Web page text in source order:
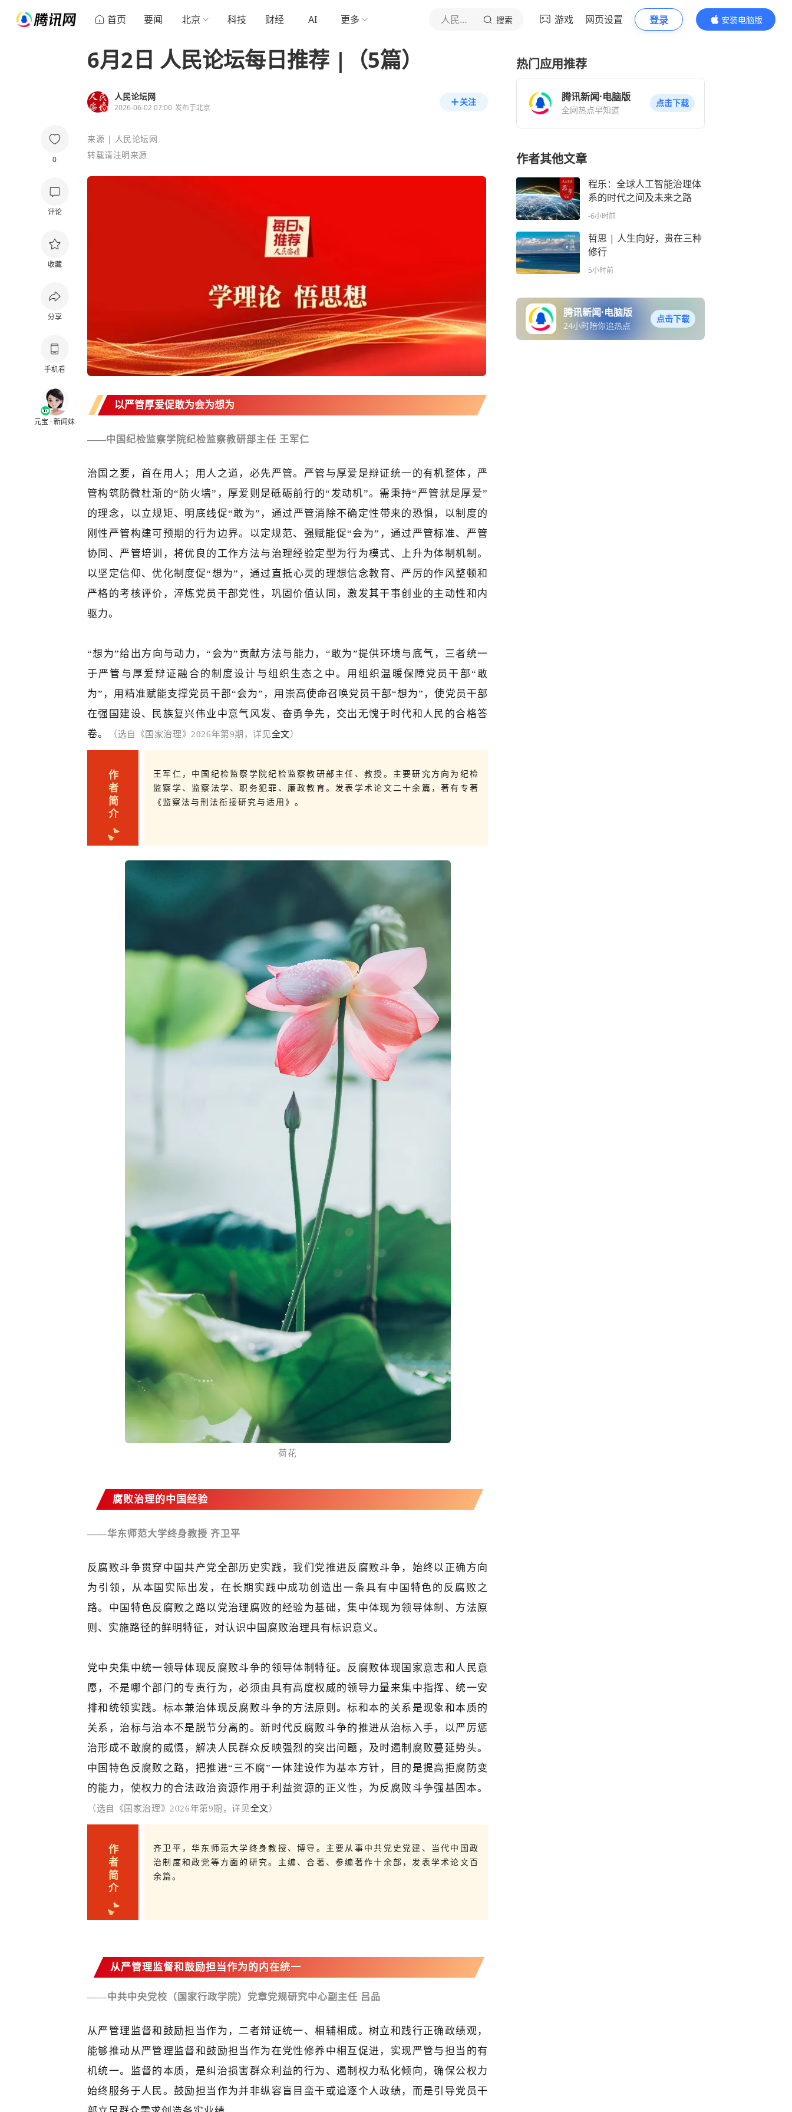
首页 要闻 北京 科技 财经 AI 更多 人民论坛网 搜索 游戏 网页设置 登录
安装电脑版
内容更精彩
0
评论
收藏
分享
手机看
元宝 · 新闻妹
6月2日 人民论坛每日推荐 |（5篇）
人民论坛网
2026-06-02 07:00 发布于北京
关注
来源 | 人民论坛网
转载请注明来源
以严管厚爱促敢为会为想为
——中国纪检监察学院纪检监察教研部主任 王军仁
治国之要，首在用人；用人之道，必先严管。严管与厚爱是辩证统一的有机整体，严
管构筑防微杜渐的“防火墙”，厚爱则是砥砺前行的“发动机”。需秉持“严管就是厚爱”
的理念，以立规矩、明底线促“敢为”，通过严管消除不确定性带来的恐惧，以制度的
刚性严管构建可预期的行为边界。以定规范、强赋能促“会为”，通过严管标准、严管
协同、严管培训，将优良的工作方法与治理经验定型为行为模式、上升为体制机制。
以坚定信仰、优化制度促“想为”，通过直抵心灵的理想信念教育、严厉的作风整顿和
严格的考核评价，淬炼党员干部党性，巩固价值认同，激发其干事创业的主动性和内
驱力。
“想为”给出方向与动力，“会为”贡献方法与能力，“敢为”提供环境与底气，三者统一
于严管与厚爱辩证融合的制度设计与组织生态之中。用组织温暖保障党员干部“敢
为”，用精准赋能支撑党员干部“会为”，用崇高使命召唤党员干部“想为”，使党员干部
在强国建设、民族复兴伟业中意气风发、奋勇争先，交出无愧于时代和人民的合格答
卷。
（选自《国家治理》2026年第9期，详见全文）
作
者
简
介
王军仁，中国纪检监察学院纪检监察教研部主任、教授。主要研究方向为纪检
监察学、监察法学、职务犯罪 、廉政教育。发表学术论文二十余篇，著有专著
《监察法与刑法衔接研究与适用》。
荷花
腐败治理的中国经验
——华东师范大学终身教授 齐卫平
反腐败斗争贯穿中国共产党全部历史实践，我们党推进反腐败斗争，始终以正确方向
为引领，从本国实际出发，在长期实践中成功创造出一条具有中国特色的反腐败之
路。中国特色反腐败之路以党治理腐败的经验为基础，集中体现为领导体制、方法原
则、实施路径的鲜明特征，对认识中国腐败治理具有标识意义。
党中央集中统一领导体现反腐败斗争的领导体制特征。反腐败体现国家意志和人民意
愿，不是哪个部门的专责行为，必须由具有高度权威的领导力量来集中指挥、统一安
排和统领实践。标本兼治体现反腐败斗争的方法原则。标和本的关系是现象和本质的
关系，治标与治本不是脱节分离的。新时代反腐败斗争的推进从治标入手，以严厉惩
治形成不敢腐的威慑，解决人民群众反映强烈的突出问题，及时遏制腐败蔓延势头。
中国特色反腐败之路，把推进“三不腐”一体建设作为基本方针，目的是提高拒腐防变
的能力，使权力的合法政治资源作用于利益资源的正义性，为反腐败斗争强基固本。
（选自《国家治理》2026年第9期，详见全文）
作
者
简
介
齐卫平，华东师范大学终身教授、博导。主要从事中共党史党建、当代中国政
治制度和政党等方面的研究。主编、合著、参编著作十余部，发表学术论文百
余篇。
从严管理监督和鼓励担当作为的内在统一
——中共中央党校（国家行政学院）党章党规研究中心副主任 吕品
从严管理监督和鼓励担当作为，二者辩证统一、相辅相成。树立和践行正确政绩观，
能够推动从严管理监督和鼓励担当作为在党性修养中相互促进，实现严管与担当的有
机统一。监督的本质，是纠治损害群众利益的行为、遏制权力私化倾向，确保公权力
始终服务于人民。鼓励担当作为并非纵容盲目蛮干或追逐个人政绩，而是引导党员干
热门应用推荐
腾讯新闻·电脑版
全网热点早知道
点击下载
作者其他文章
程乐：全球人工智能治理体
系的时代之问及未来之路
-6小时前
哲思 | 人生向好，贵在三种
修行
5小时前
腾讯新闻·电脑版
24小时陪你追热点
点击下载